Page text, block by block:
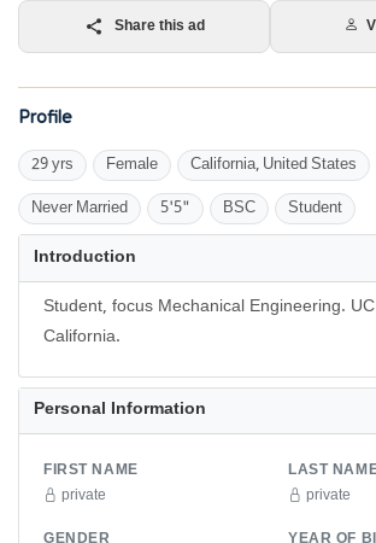
Share this ad
Profile
29 yrs Female California, United States
Never Married 5'5" BSC Student
Introduction
Student, focus Mechanical Engineering.
California.
Personal Information
FIRST NAME
private
LAST
private